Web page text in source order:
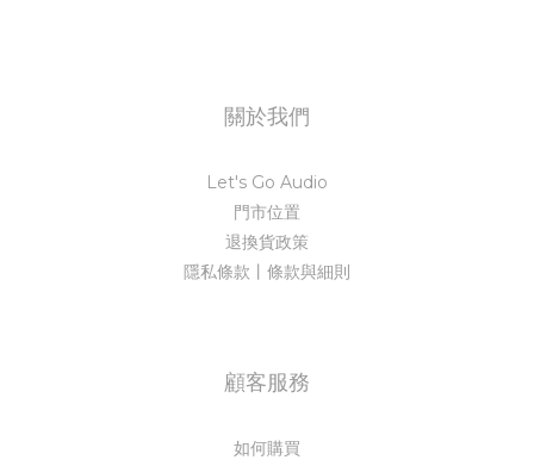
關於我們
Let's Go Audio
門市位置
退換貨政策
隱私條款丨條款與細則
顧客服務
如何購買